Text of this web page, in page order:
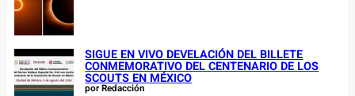
SIGUE EN VIVO DEVELACIÓN DEL BILLETE
CONMEMORATIVO DEL CENTENARIO DE LOS
SCOUTS EN MÉXICO
por Redacción